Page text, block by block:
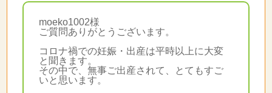
moeko1002様
ご質問ありがとうございます。
コロナ禍での妊娠・出産は平時以上に大変
と聞きます。
その中で、無事ご出産されて、とてもすご
いと思います。